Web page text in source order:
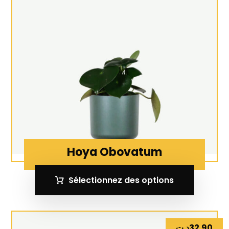
Hoya Obovatum
Sélectionnez des options